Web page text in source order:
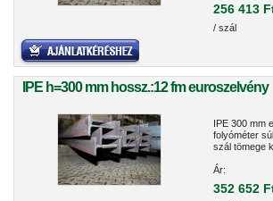
256 413
/ szál
IPE h=300 mm hossz.:12 fm euroszelvény
IPE 300 mm
folyóméter
szál tömege
Ár:
352 652